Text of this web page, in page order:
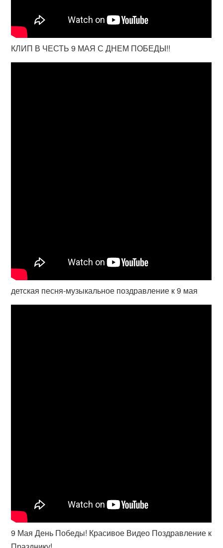
КЛИП В ЧЕСТЬ 9 МАЯ С ДНЕМ ПОБЕДЫ!!
детская песня-музыкальное поздравление к 9 мая
9 Мая День Победы! Красивое Видео Поздравление к